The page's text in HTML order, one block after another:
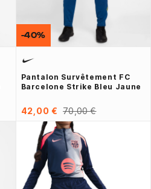
Pantalon Survêtement FC
Barcelone Strike Bleu Jaune
42,00 € 70,00 €
-40%